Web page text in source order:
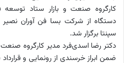
کارگروه صنعت و بازار ستاد توسعه
دستگاه از شرکت بسا‌ فن آوران
سپنتا برگزار شد.
دکتر رضا اسدی‌فرد مدیر کارگروه صنعت
ضمن ابراز خرسندی از رونمایی و